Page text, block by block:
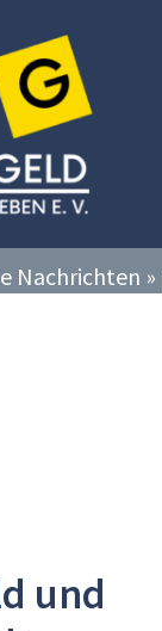
Nachrichten »
und